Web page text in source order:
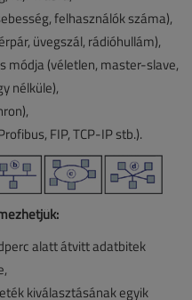
felhasználók száma),
üvegszál, rádióhullám),
módja (véletlen, master-slave,
nélküle),
FIP, TCP-IP stb.).
alatt átvitt adatbitek
kiválasztásának egyik